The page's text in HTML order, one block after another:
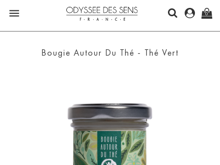
 0
Bougie Autour Du Thé - Thé Vert